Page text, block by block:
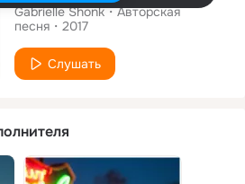
Gabrielle Shonk
Авторская
песня
2017
Слушать